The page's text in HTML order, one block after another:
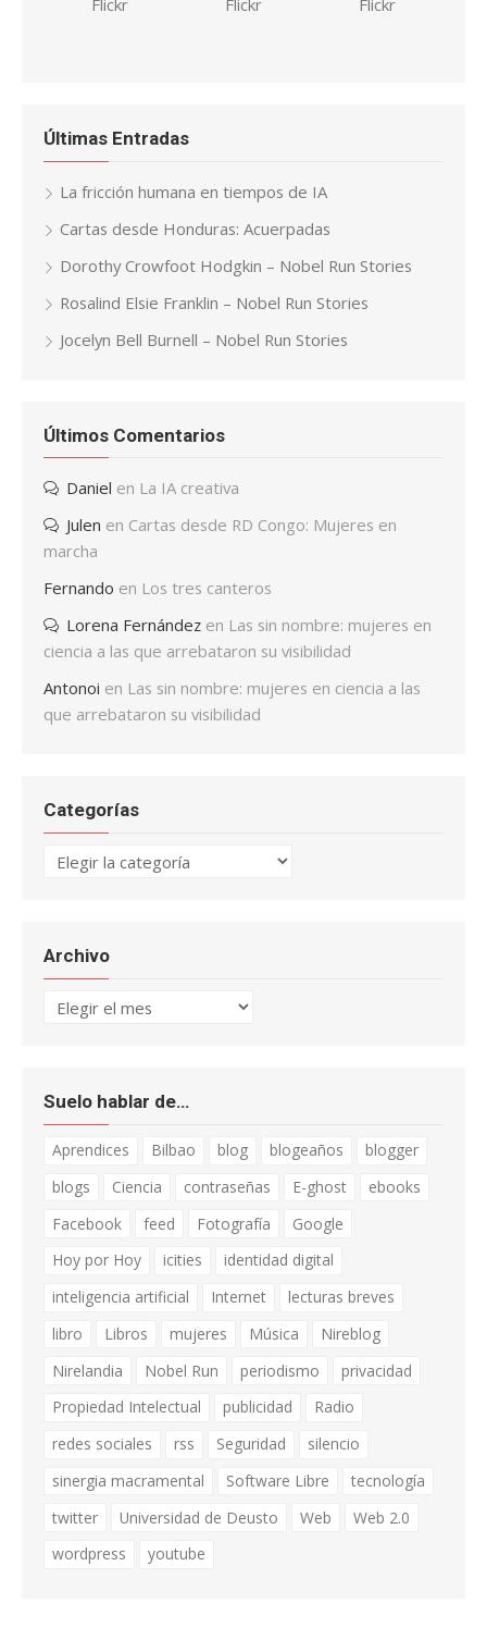
Últimas Entradas
La fricción humana en tiempos de IA
Cartas desde Honduras: Acuerpadas
Dorothy Crowfoot Hodgkin – Nobel Run Stories
Rosalind Elsie Franklin – Nobel Run Stories
Jocelyn Bell Burnell – Nobel Run Stories
Últimos Comentarios
Daniel en La IA creativa
Julen en Cartas desde RD Congo: Mujeres en
marcha
Fernando en Los tres canteros
Lorena Fernández en Las sin nombre: mujeres en
ciencia a las que arrebataron su visibilidad
Antonoi en Las sin nombre: mujeres en ciencia a las
que arrebataron su visibilidad
Categorías
Categorías
Archivo
Archivo
Suelo hablar de…
Aprendices Bilbao blog blogeaños
blogger
blogs
Ciencia contraseñas E-ghost
ebooks
Facebook
feed Fotografía
Google
Hoy por Hoy
icities
identidad digital
inteligencia artificial
Internet
lecturas breves
libro
Libros mujeres Música
Nireblog
Nirelandia
Nobel Run periodismo
privacidad
Propiedad Intelectual
publicidad
Radio
redes sociales
rss Seguridad
silencio
sinergia macramental
Software Libre
tecnología
twitter
Universidad de Deusto Web
Web 2.0
wordpress
youtube